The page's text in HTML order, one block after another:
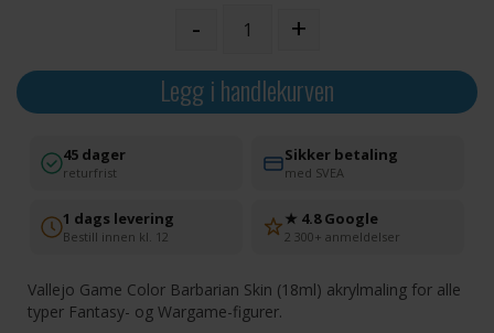
- +
Legg i handlekurven
45 dager
returfrist
Sikker betaling
med SVEA
1 dags levering
Bestill innen kl. 12
★ 4.8 Google
2 300+ anmeldelser
Vallejo Game Color Barbarian Skin (18ml) akrylmaling for alle
typer Fantasy- og Wargame-figurer.